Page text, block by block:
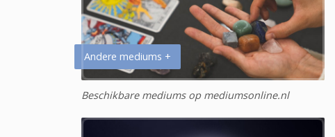
Andere mediums +
Beschikbare mediums op mediumsonline.nl